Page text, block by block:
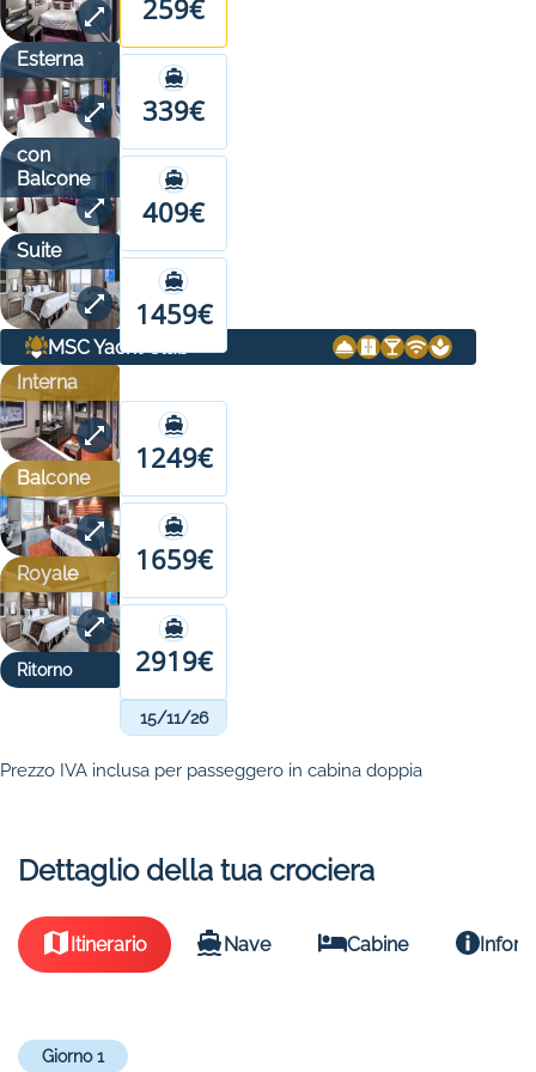
Esterna
con
Balcone
Suite
MSC Yacht Club
Interna
Balcone
Royale
Ritorno
259€
339€
409€
1459€
1249€
1659€
2919€
15/11/26
Prezzo IVA inclusa per passeggero in cabina doppia
Dettaglio della tua crociera
Itinerario Nave Cabine
Giorno 1